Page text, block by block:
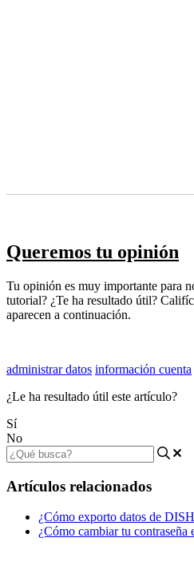
Queremos tu opinión
Tu opinión es muy importante para
tutorial? ¿Te ha resultado útil?
aparecen a continuación.
administrar datos información cuenta
¿Le ha resultado útil este artículo?
Sí
No
Artículos relacionados
¿Cómo exporto datos de
¿Cómo cambiar tu